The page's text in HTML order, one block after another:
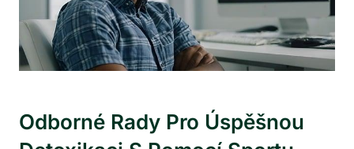
Odborné Rady Pro Úspěšnou